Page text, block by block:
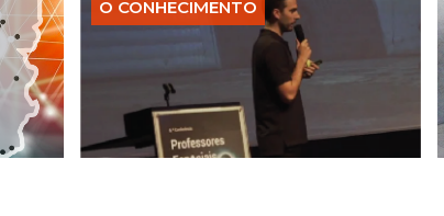
O CONHECIMENTO